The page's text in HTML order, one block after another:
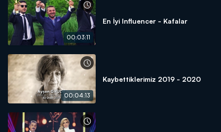
00:03:11
En İyi Influencer - Kafalar
00:04:13
Kaybettiklerimiz 2019 - 2020